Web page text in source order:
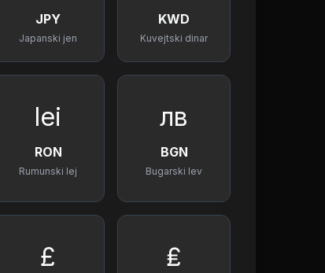
JPY
Japanski jen
KWD
Kuvejtski dinar
lei
RON
Rumunski lej
лв
BGN
Bugarski lev
£ ₤